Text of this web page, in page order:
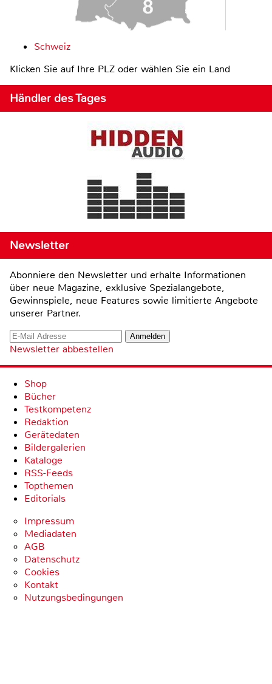
Schweiz
Klicken Sie auf Ihre PLZ oder wählen Sie ein Land
Händler des Tages
Newsletter
Abonniere den Newsletter und erhalte Informationen
über neue Magazine, exklusive Spezialangebote,
Gewinnspiele, neue Features sowie limitierte Angebote
unserer Partner.
Newsletter abbestellen
Shop
Bücher
Testkompetenz
Redaktion
Gerätedaten
Bildergalerien
Kataloge
RSS-Feeds
Topthemen
Editorials
Impressum
Mediadaten
AGB
Datenschutz
Cookies
Kontakt
Nutzungsbedingungen